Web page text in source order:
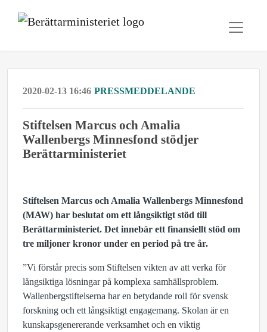
2020-02-13 16:46 PRESSMEDDELANDE
Stiftelsen Marcus och Amalia
Wallenbergs Minnesfond stödjer
Berättarministeriet
Stiftelsen Marcus och Amalia Wallenbergs Minnesfond
(MAW) har beslutat om ett långsiktigt stöd till
Berättarministeriet. Det innebär ett finansiellt stöd om
tre miljoner kronor under en period på tre år.
”Vi förstår precis som Stiftelsen vikten av att verka för
långsiktiga lösningar på komplexa samhällsproblem.
Wallenbergstiftelserna har en betydande roll för svensk
forskning och ett långsiktigt engagemang. Skolan är en
kunskapsgenererande verksamhet och en viktig